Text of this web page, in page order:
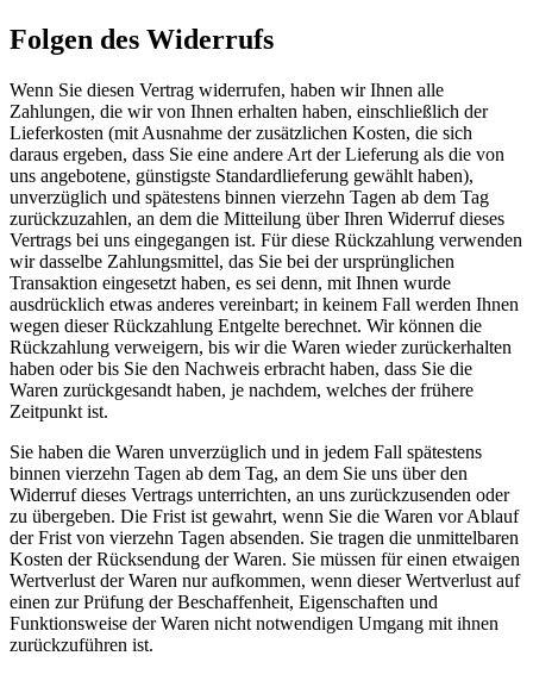
Folgen des Widerrufs
Wenn Sie diesen Vertrag widerrufen, haben wir Ihnen alle
Zahlungen, die wir von Ihnen erhalten haben, einschließlich der
Lieferkosten (mit Ausnahme der zusätzlichen Kosten, die sich
daraus ergeben, dass Sie eine andere Art der Lieferung als die von
uns angebotene, günstigste Standardlieferung gewählt haben),
unverzüglich und spätestens binnen vierzehn Tagen ab dem Tag
zurückzuzahlen, an dem die Mitteilung über Ihren Widerruf dieses
Vertrags bei uns eingegangen ist. Für diese Rückzahlung verwenden
wir dasselbe Zahlungsmittel, das Sie bei der ursprünglichen
Transaktion eingesetzt haben, es sei denn, mit Ihnen wurde
ausdrücklich etwas anderes vereinbart; in keinem Fall werden Ihnen
wegen dieser Rückzahlung Entgelte berechnet. Wir können die
Rückzahlung verweigern, bis wir die Waren wieder zurückerhalten
haben oder bis Sie den Nachweis erbracht haben, dass Sie die
Waren zurückgesandt haben, je nachdem, welches der frühere
Zeitpunkt ist.
Sie haben die Waren unverzüglich und in jedem Fall spätestens
binnen vierzehn Tagen ab dem Tag, an dem Sie uns über den
Widerruf dieses Vertrags unterrichten, an uns zurückzusenden oder
zu übergeben. Die Frist ist gewahrt, wenn Sie die Waren vor Ablauf
der Frist von vierzehn Tagen absenden. Sie tragen die unmittelbaren
Kosten der Rücksendung der Waren. Sie müssen für einen etwaigen
Wertverlust der Waren nur aufkommen, wenn dieser Wertverlust auf
einen zur Prüfung der Beschaffenheit, Eigenschaften und
Funktionsweise der Waren nicht notwendigen Umgang mit ihnen
zurückzuführen ist.